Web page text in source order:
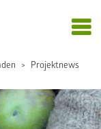
Projektnews